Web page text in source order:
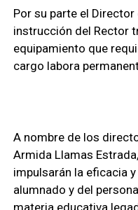
Por su parte el
instrucción del Rector
equipamiento que
cargo labora
A nombre de los
Armida Llamas
impulsarán la eficacia
alumnado y del
materia educativa